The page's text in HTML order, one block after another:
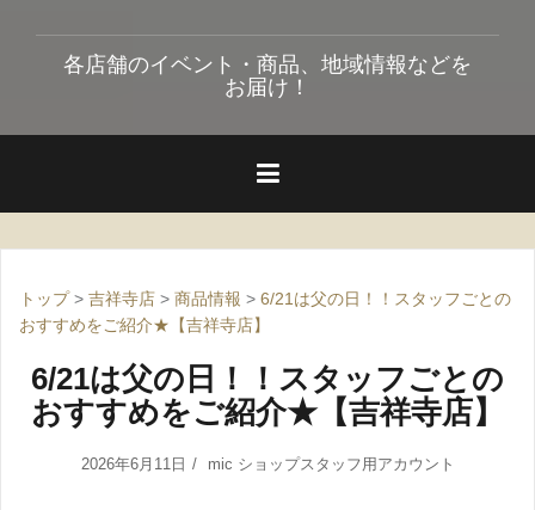
各店舗のイベント・商品、地域情報などを
お届け！
トップ> 吉祥寺店 > 商品情報 > 6/21は父の日！！スタッフごとの
おすすめをご紹介★【吉祥寺店】
6/21は父の日！！スタッフごとの
おすすめをご紹介★【吉祥寺店】
2026年6月11日 mic ショップスタッフ用アカウント